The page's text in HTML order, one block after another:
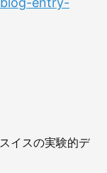
イスの実験的デ